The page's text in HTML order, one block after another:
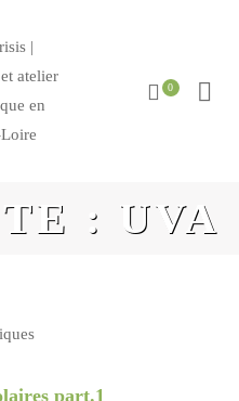
: UVA
part.1